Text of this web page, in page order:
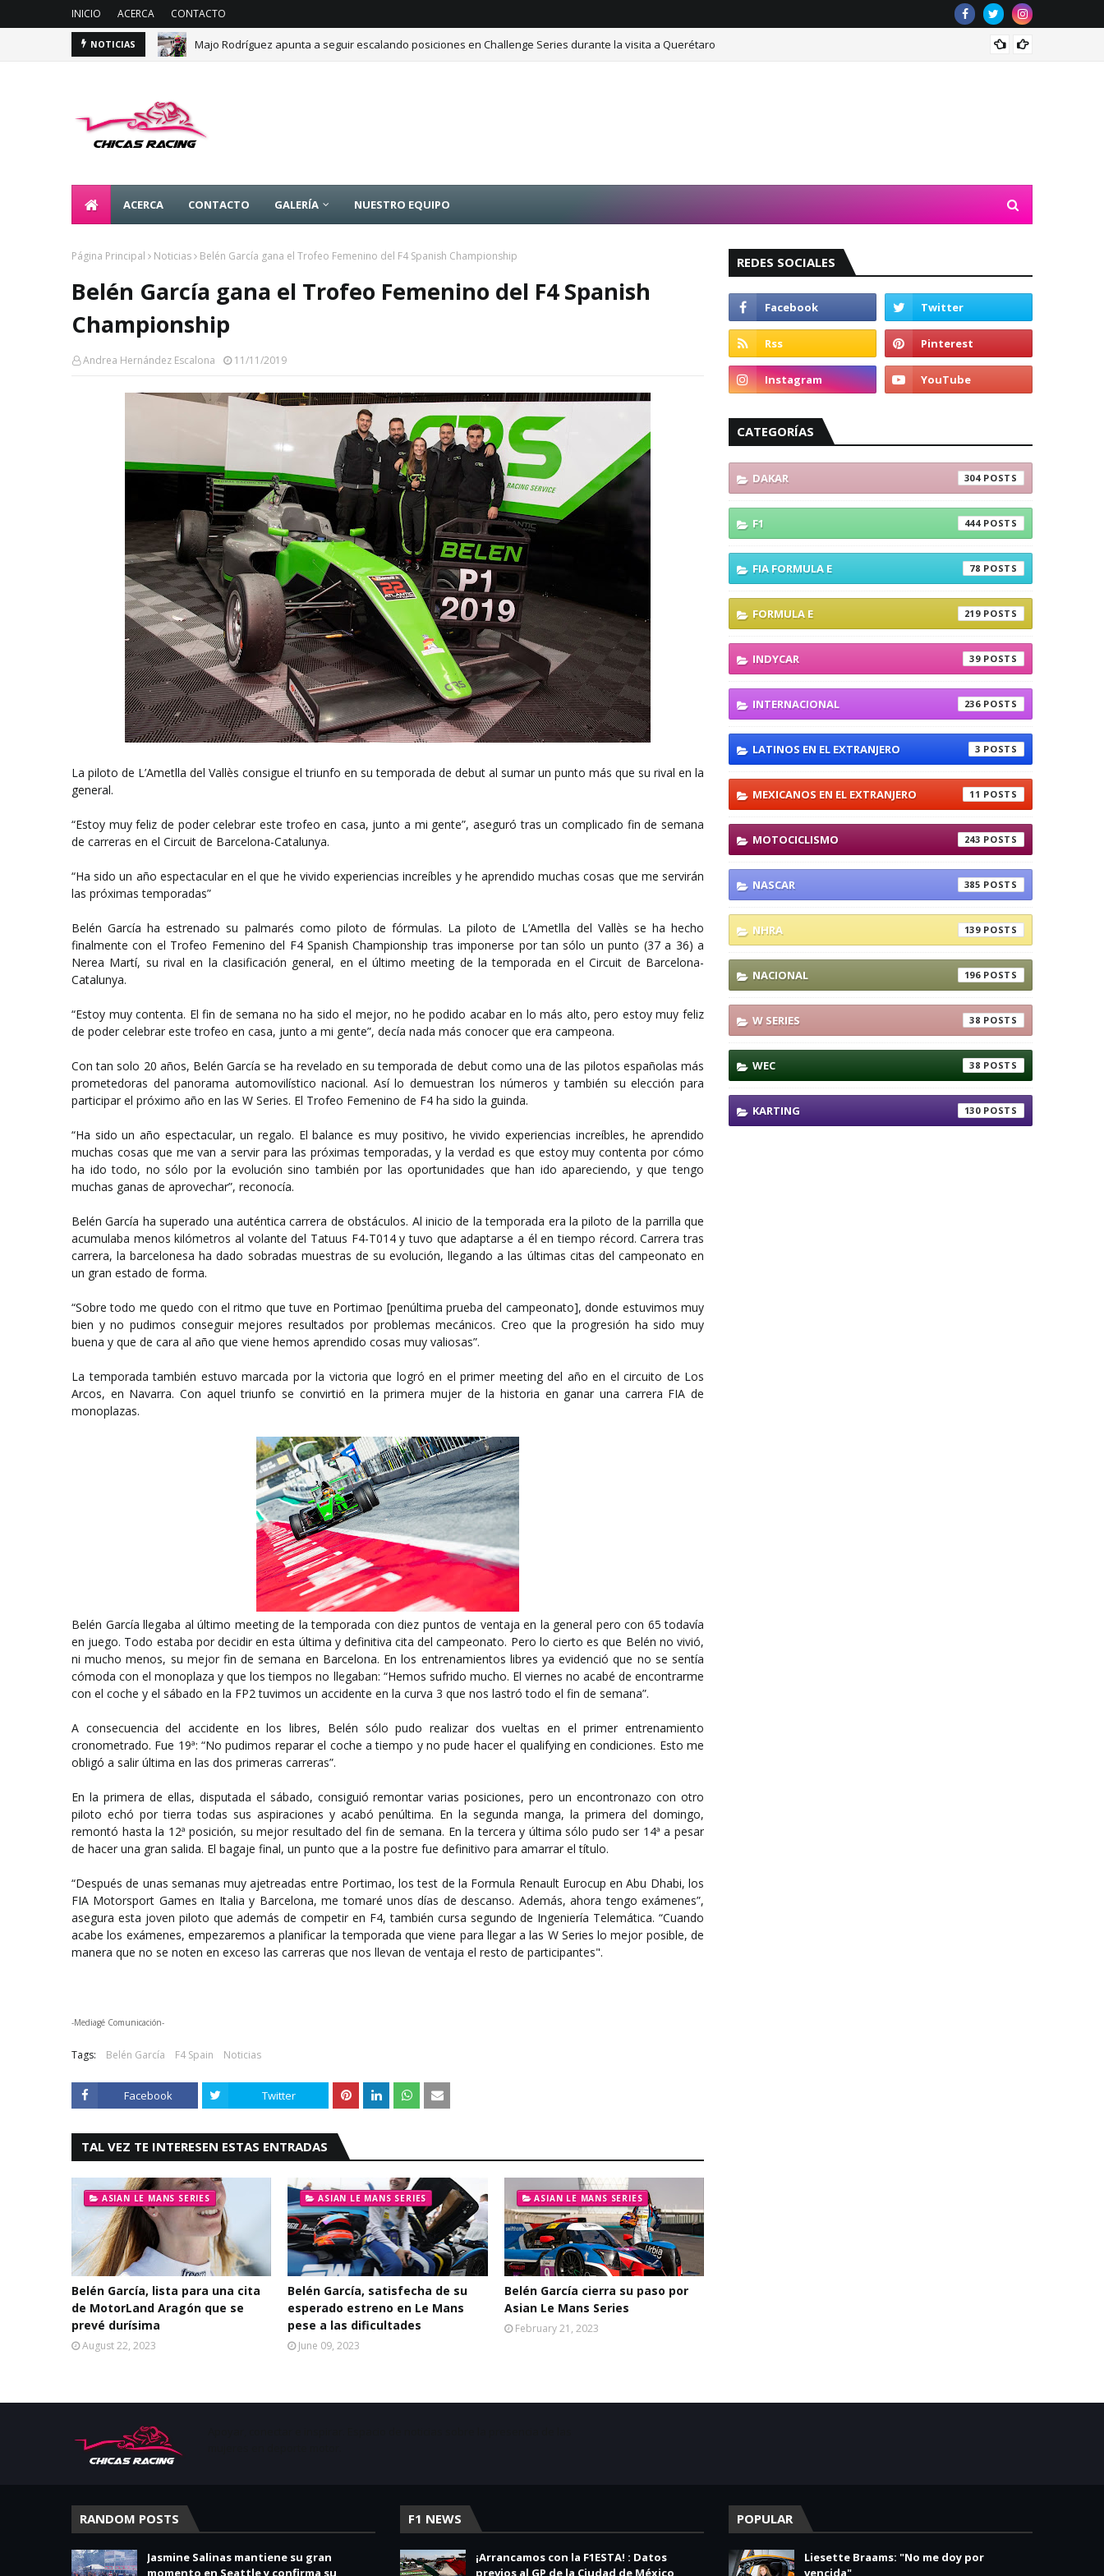
INICIO ACERCA CONTACTO
NOTICIAS Majo Rodríguez apunta a seguir escalando posiciones en Challenge Series durante la visita a Querétaro
ACERCA CONTACTO GALERÍA NUESTRO EQUIPO
Página Principal Noticias Belén García gana el Trofeo Femenino del F4 Spanish Championship
Belén García gana el Trofeo Femenino del F4 Spanish
Championship
Andrea Hernández Escalona 11/11/2019
La piloto de L’Ametlla del Vallès consigue el triunfo en su temporada de debut al sumar un punto más que su rival en la
general.
“Estoy muy feliz de poder celebrar este trofeo en casa, junto a mi gente”, aseguró tras un complicado fin de semana
de carreras en el Circuit de Barcelona-Catalunya.
“Ha sido un año espectacular en el que he vivido experiencias increíbles y he aprendido muchas cosas que me servirán
las próximas temporadas”
Belén García ha estrenado su palmarés como piloto de fórmulas. La piloto de L’Ametlla del Vallès se ha hecho
finalmente con el Trofeo Femenino del F4 Spanish Championship tras imponerse por tan sólo un punto (37 a 36) a
Nerea Martí, su rival en la clasificación general, en el último meeting de la temporada en el Circuit de Barcelona-
Catalunya.
“Estoy muy contenta. El fin de semana no ha sido el mejor, no he podido acabar en lo más alto, pero estoy muy feliz
de poder celebrar este trofeo en casa, junto a mi gente”, decía nada más conocer que era campeona.
Con tan solo 20 años, Belén García se ha revelado en su temporada de debut como una de las pilotos españolas más
prometedoras del panorama automovilístico nacional. Así lo demuestran los números y también su elección para
participar el próximo año en las W Series. El Trofeo Femenino de F4 ha sido la guinda.
“Ha sido un año espectacular, un regalo. El balance es muy positivo, he vivido experiencias increíbles, he aprendido
muchas cosas que me van a servir para las próximas temporadas, y la verdad es que estoy muy contenta por cómo
ha ido todo, no sólo por la evolución sino también por las oportunidades que han ido apareciendo, y que tengo
muchas ganas de aprovechar”, reconocía.
Belén García ha superado una auténtica carrera de obstáculos. Al inicio de la temporada era la piloto de la parrilla que
acumulaba menos kilómetros al volante del Tatuus F4-T014 y tuvo que adaptarse a él en tiempo récord. Carrera tras
carrera, la barcelonesa ha dado sobradas muestras de su evolución, llegando a las últimas citas del campeonato en
un gran estado de forma.
“Sobre todo me quedo con el ritmo que tuve en Portimao [penúltima prueba del campeonato], donde estuvimos muy
bien y no pudimos conseguir mejores resultados por problemas mecánicos. Creo que la progresión ha sido muy
buena y que de cara al año que viene hemos aprendido cosas muy valiosas”.
La temporada también estuvo marcada por la victoria que logró en el primer meeting del año en el circuito de Los
Arcos, en Navarra. Con aquel triunfo se convirtió en la primera mujer de la historia en ganar una carrera FIA de
monoplazas.
Belén García llegaba al último meeting de la temporada con diez puntos de ventaja en la general pero con 65 todavía
en juego. Todo estaba por decidir en esta última y definitiva cita del campeonato. Pero lo cierto es que Belén no vivió,
ni mucho menos, su mejor fin de semana en Barcelona. En los entrenamientos libres ya evidenció que no se sentía
cómoda con el monoplaza y que los tiempos no llegaban: “Hemos sufrido mucho. El viernes no acabé de encontrarme
con el coche y el sábado en la FP2 tuvimos un accidente en la curva 3 que nos lastró todo el fin de semana”.
A consecuencia del accidente en los libres, Belén sólo pudo realizar dos vueltas en el primer entrenamiento
cronometrado. Fue 19ª: “No pudimos reparar el coche a tiempo y no pude hacer el qualifying en condiciones. Esto me
obligó a salir última en las dos primeras carreras”.
En la primera de ellas, disputada el sábado, consiguió remontar varias posiciones, pero un encontronazo con otro
piloto echó por tierra todas sus aspiraciones y acabó penúltima. En la segunda manga, la primera del domingo,
remontó hasta la 12ª posición, su mejor resultado del fin de semana. En la tercera y última sólo pudo ser 14ª a pesar
de hacer una gran salida. El bagaje final, un punto que a la postre fue definitivo para amarrar el título.
“Después de unas semanas muy ajetreadas entre Portimao, los test de la Formula Renault Eurocup en Abu Dhabi, los
FIA Motorsport Games en Italia y Barcelona, me tomaré unos días de descanso. Además, ahora tengo exámenes”,
asegura esta joven piloto que además de competir en F4, también cursa segundo de Ingeniería Telemática. “Cuando
acabe los exámenes, empezaremos a planificar la temporada que viene para llegar a las W Series lo mejor posible, de
manera que no se noten en exceso las carreras que nos llevan de ventaja el resto de participantes".
-Mediagé Comunicación-
Tags: Belén García F4 Spain Noticias
Facebook Twitter
TAL VEZ TE INTERESEN ESTAS ENTRADAS
ASIAN LE MANS SERIES
Belén García, lista para una cita
de MotorLand Aragón que se
prevé durísima
August 22, 2023
ASIAN LE MANS SERIES
Belén García, satisfecha de su
esperado estreno en Le Mans
pese a las dificultades
June 09, 2023
ASIAN LE MANS SERIES
Belén García cierra su paso por
Asian Le Mans Series
February 21, 2023
REDES SOCIALES
CATEGORÍAS
DAKAR 304
F1 444
FIA FORMULA E 78
FORMULA E 219
INDYCAR 39
INTERNACIONAL 236
LATINOS EN EL EXTRANJERO 3
MEXICANOS EN EL EXTRANJERO 11
MOTOCICLISMO 243
NASCAR 385
NHRA 139
NACIONAL 196
W SERIES 38
WEC 38
KARTING 130
RANDOM POSTS
Jasmine Salinas mantiene su gran
momento en Seattle y confirma su
F1 NEWS
¡Arrancamos con la F1ESTA! : Datos
previos al GP de la Ciudad de México
POPULAR
Liesette Braams: "No me doy por
vencida"